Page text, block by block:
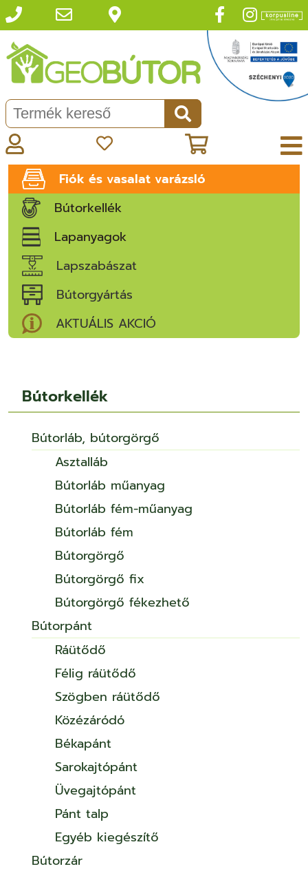
Fiók és vasalat varázsló
Bútorkellék
Lapanyagok
Lapszabászat
Bútorgyártás
AKTUÁLIS AKCIÓ
Bútorkellék
Bútorláb, bútorgörgő
Asztalláb
Bútorláb műanyag
Bútorláb fém-műanyag
Bútorláb fém
Bútorgörgő
Bútorgörgő fix
Bútorgörgő fékezhető
Bútorpánt
Ráütődő
Félig ráütődő
Szögben ráütődő
Közézáródó
Békapánt
Sarokajtópánt
Üvegajtópánt
Pánt talp
Egyéb kiegészítő
Bútorzár